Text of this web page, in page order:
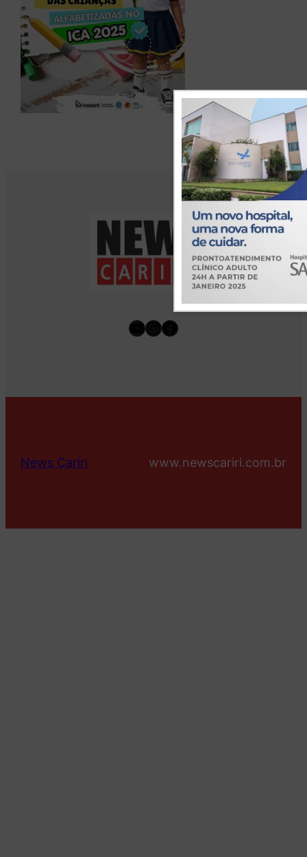
Youtube
Instagram
Facebook
News Cariri www.newscariri.com.br